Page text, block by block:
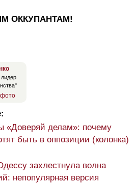
ОККУПАНТАМ!
«Доверяй делам»: почему
быть в оппозиции (колонка)
захлестнула волна
непопулярная версия